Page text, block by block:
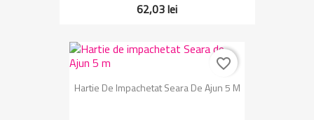
62,03 lei
Hartie De Impachetat Seara De Ajun 5 M
favorite_border